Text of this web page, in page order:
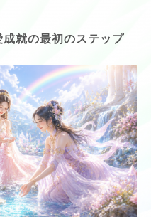
成就の最初のステップ